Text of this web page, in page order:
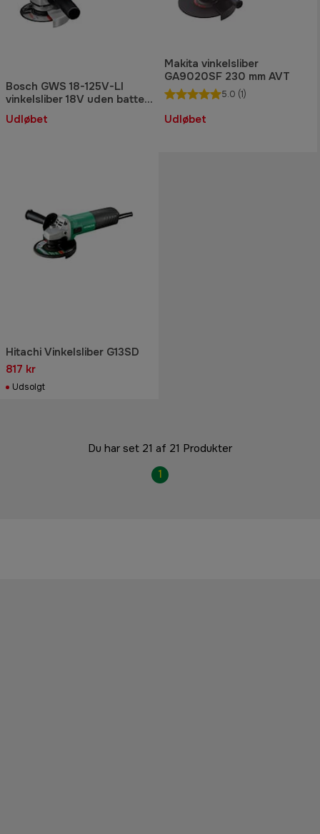
Bosch GWS 18-125V-LI
vinkelsliber 18V uden batteri
og lader L-Boxx
Udløbet
Makita vinkelsliber
GA9020SF 230 mm AVT
5.0 (1)
Udløbet
Hitachi Vinkelsliber G13SD
817 kr
Udsolgt
Du har set 21 af 21 Produkter
1